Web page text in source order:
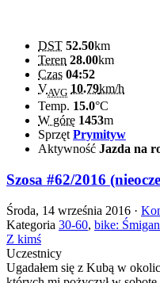
DST 52.50km
Teren 28.00km
Czas 04:52
VAVG 10.79km/h
Temp. 15.0°C
W górę 1453m
SprzętPrymityw
Aktywność Jazda na
Szosa #62/2016
Środa, 14 września 2016 ·
Kategoria 30-60, bike:
Z kimś
Uczestnicy
Ugadałem się z Kubą w